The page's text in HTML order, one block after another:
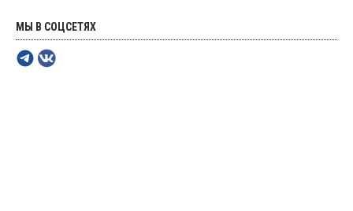
МЫ В СОЦСЕТЯХ